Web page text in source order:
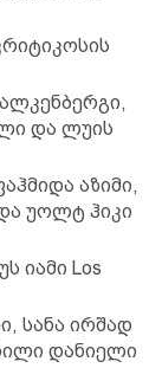
და ლუის
აზიმი,
უოლტ ჰიკი
იამი Los
სანა ირშად
დანიელი